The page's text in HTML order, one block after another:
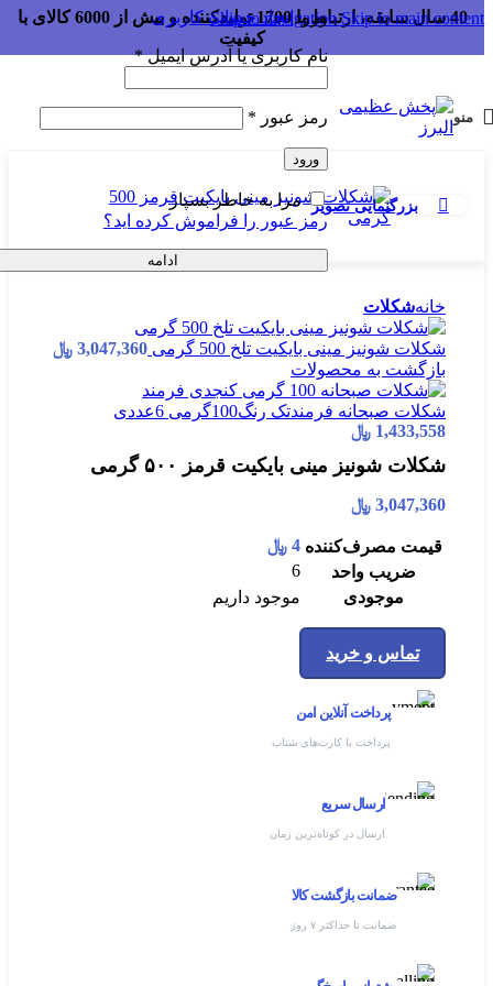
Skip to navigationSkip to main content
منو
ورودایجاد حساب کاربری
نام کاربری یا آدرس ایمیل*
رمز عبور *
ورود
رمز عبور را فراموش کرده اید؟
مرا به خاطر بسپار
ادامه
بزرگنمایی تصویر
خانهشکلات
شکلات شونیز مینی بایکیت تلخ 500 گرمی 3,047,360 ﷼
بازگشت به محصولات
شکلات صبحانه فرمندتک رنگ100گرمی 6عددی
1,433,558 ﷼
شکلات شونیز مینی بایکیت قرمز ۵۰۰ گرمی
3,047,360 ﷼
قیمت مصرف‌کننده 4 ﷼
ضریب واحد
6
موجودی
موجود داریم
تماس و خرید
پرداخت آنلاین امن
پرداخت با کارت‌های شتاب
ارسال سریع
ارسال در کوتاه‌ترین زمان
ضمانت بازگشت کالا
ضمانت تا حداکثر ۷ روز
40 سال سابقه، ارتباط با 1700 تولیدکننده و بیش از 6000 کالای با
کیفیت